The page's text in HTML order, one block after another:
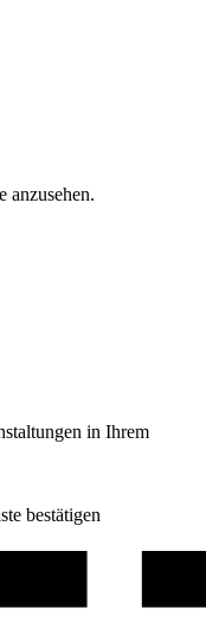
anzusehen.
in Ihrem
bestätigen